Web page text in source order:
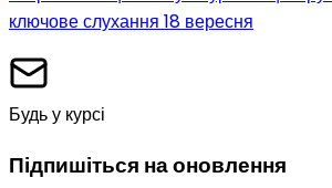
ключове слухання 18 вересня
Будь у курсі
Підпишіться на оновлення